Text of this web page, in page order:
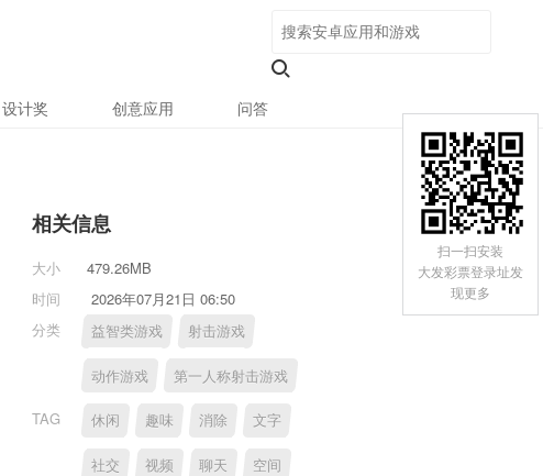
设计奖 创意应用 问答
相关信息
大小
479.26MB
时间
2026年07月21日 06:50
分类
益智类游戏 射击游戏
动作游戏 第一人称射击游戏
TAG 休闲 趣味 消除 文字
社交 视频 聊天 空间
扫一扫安装
大发彩票登录址发
现更多